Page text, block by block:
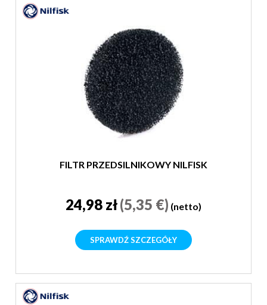
FILTR PRZEDSILNIKOWY NILFISK
24,98 zł(5,35 €) (netto)
SPRAWDŹ SZCZEGÓŁY